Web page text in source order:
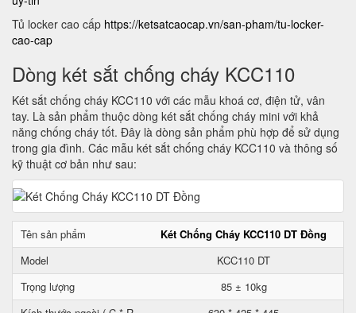
Tủ locker cao cấp https://ketsatcaocap.vn/san-pham/tu-locker-
cao-cap
Dòng két sắt chống cháy KCC110
Két sắt chống cháy KCC110 với các mẫu khoá cơ, điện tử, vân
tay. Là sản phẩm thuộc dòng két sắt chống cháy mini với khả
năng chống cháy tốt. Đây là dòng sản phẩm phù hợp để sử dụng
trong gia đình. Các mẫu két sắt chống cháy KCC110 và thông số
kỹ thuật cơ bản như sau:
Tên sản phẩm
Két Chống Cháy KCC110 DT Đồng
Model
KCC110 DT
Trọng lượng
85 ± 10kg